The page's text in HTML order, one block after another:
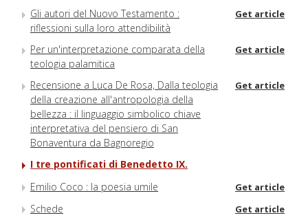
Gli autori del Nuovo Testamento :
riflessioni sulla loro attendibilità
Get article
Per un'interpretazione comparata della
teologia palamitica
Get article
Recensione a Luca De Rosa, Dalla teologia
della creazione all'antropologia della
bellezza : il linguaggio simbolico chiave
interpretativa del pensiero di San
Bonaventura da Bagnoregio
Get article
I tre pontificati di Benedetto IX.
Emilio Coco : la poesia umile
Get article
Schede Get article